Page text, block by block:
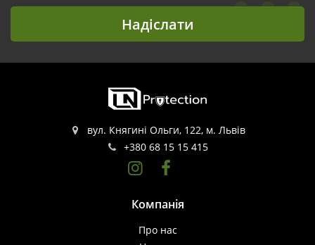
Надіслати
вул. Княгині Ольги, 122, м. Львів
+380 68 15 15 415
Компанія
Про нас